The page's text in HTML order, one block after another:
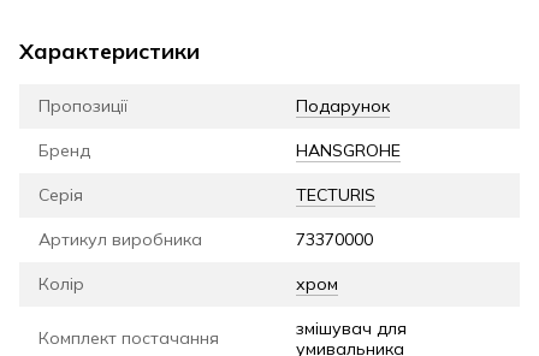
Характеристики
Пропозиції Подарунок
Бренд HANSGROHE
Серія TECTURIS
Артикул виробника 73370000
Колір хром
Комплект постачання
змішувач для
умивальника